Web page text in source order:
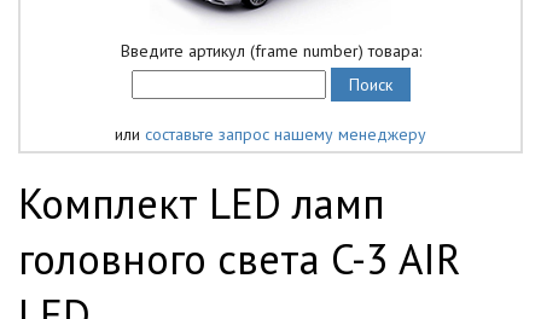
Введите артикул (frame number) товара:
или составьте запрос нашему менеджеру
Комплект LED ламп
головного света C-3 AIR